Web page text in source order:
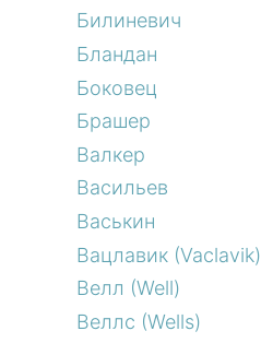
Билиневич
Бландан
Боковец
Брашер
Валкер
Васильев
Васькин
Вацлавик (Vaclavik)
Велл (Well)
Веллс (Wells)